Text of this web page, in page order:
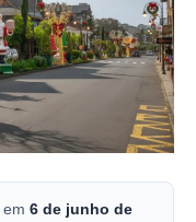
em 6 de junho de